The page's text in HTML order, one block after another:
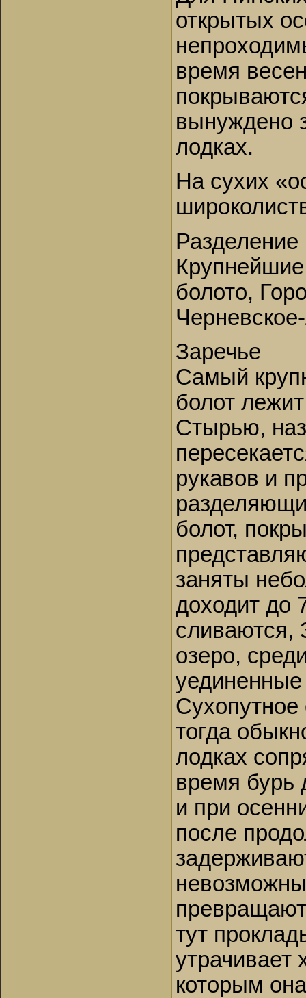
открытых
время
вынуждено
лодках.
На сухих
Разделение
болото,
Заречье
Самый
болот
Стырью,
рукавов и
болот,
заняты
доходит до
сливаются,
озеро,
уединенные
тогда
лодках
время бурь
и при
после
тут
утрачивает
которым